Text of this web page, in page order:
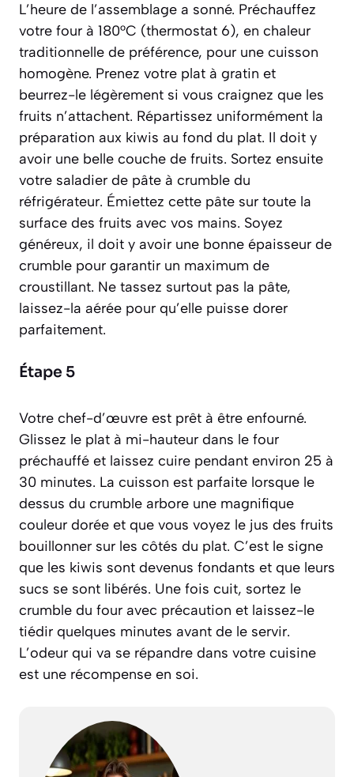
L’heure de l’assemblage a sonné. Préchauffez
votre four à 180°C (thermostat 6), en chaleur
traditionnelle de préférence, pour une cuisson
homogène. Prenez votre plat à gratin et
beurrez-le légèrement si vous craignez que les
fruits n’attachent. Répartissez uniformément la
préparation aux kiwis au fond du plat. Il doit y
avoir une belle couche de fruits. Sortez ensuite
votre saladier de pâte à crumble du
réfrigérateur. Émiettez cette pâte sur toute la
surface des fruits avec vos mains. Soyez
généreux, il doit y avoir une bonne épaisseur de
crumble pour garantir un maximum de
croustillant. Ne tassez surtout pas la pâte,
laissez-la aérée pour qu’elle puisse dorer
parfaitement.
Étape 5
Votre chef-d’œuvre est prêt à être enfourné.
Glissez le plat à mi-hauteur dans le four
préchauffé et laissez cuire pendant environ 25 à
30 minutes. La cuisson est parfaite lorsque le
dessus du crumble arbore une magnifique
couleur dorée et que vous voyez le jus des fruits
bouillonner sur les côtés du plat. C’est le signe
que les kiwis sont devenus fondants et que leurs
sucs se sont libérés. Une fois cuit, sortez le
crumble du four avec précaution et laissez-le
tiédir quelques minutes avant de le servir.
L’odeur qui va se répandre dans votre cuisine
est une récompense en soi.